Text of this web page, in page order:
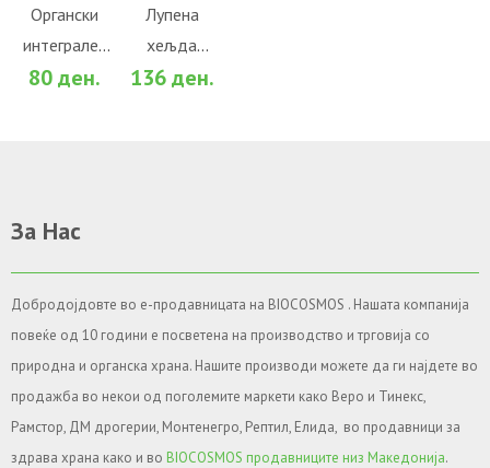
Органски
интегрален
сусам
80 ден.
Во желби
За споредба
Лупена
хељда
(250гр.)
136 ден.
Во желби
За споредба
За Нас
Добродојдовте во е-продавницата на BIOCOSMOS . Нашата компанија
повеќе од 10 години е посветена на производство и трговија со
природна и органска храна. Нашите производи можете да ги најдете во
продажба во некои од поголемите маркети како Веро и Тинекс,
Рамстор, ДМ дрогерии, Монтенегро, Рептил, Елида, во продавници за
здрава храна како и во BIOCOSMOS продавниците низ Македонија.